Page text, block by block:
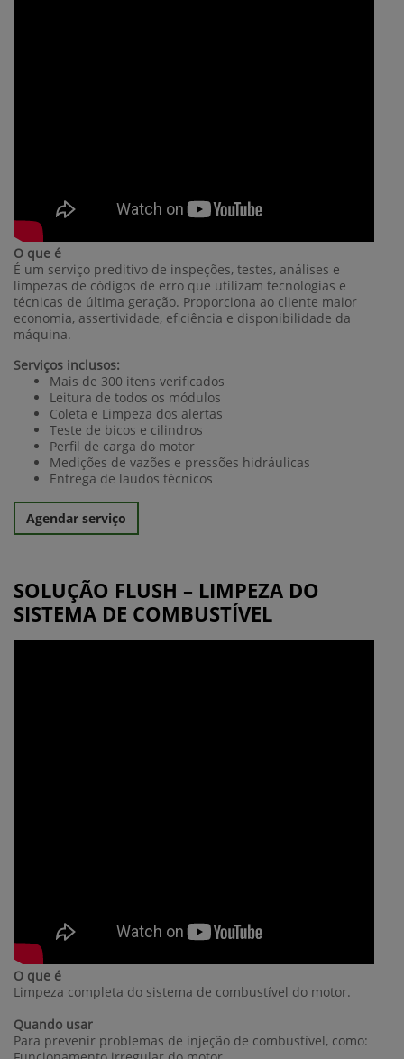
O que é
É um serviço preditivo de inspeções, testes, análises e
limpezas de códigos de erro que utilizam tecnologias e
técnicas de última geração. Proporciona ao cliente maior
economia, assertividade, eficiência e disponibilidade da
máquina.
Serviços inclusos:
Mais de 300 itens verificados
Leitura de todos os módulos
Coleta e Limpeza dos alertas
Teste de bicos e cilindros
Perfil de carga do motor
Medições de vazões e pressões hidráulicas
Entrega de laudos técnicos
Agendar serviço
SOLUÇÃO FLUSH – LIMPEZA DO
SISTEMA DE COMBUSTÍVEL
O que é
Limpeza completa do sistema de combustível do motor.
Quando usar
Para prevenir problemas de injeção de combustível, como: